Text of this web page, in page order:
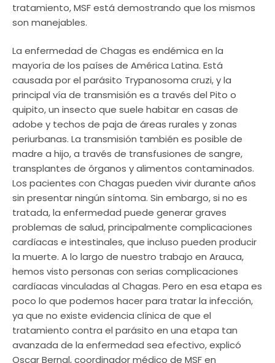
tratamiento, MSF está demostrando que los mismos
son manejables.
La enfermedad de Chagas es endémica en la
mayoría de los países de América Latina. Está
causada por el parásito Trypanosoma cruzi, y la
principal vía de transmisión es a través del Pito o
quipito, un insecto que suele habitar en casas de
adobe y techos de paja de áreas rurales y zonas
periurbanas. La transmisión también es posible de
madre a hijo, a través de transfusiones de sangre,
transplantes de órganos y alimentos contaminados.
Los pacientes con Chagas pueden vivir durante años
sin presentar ningún síntoma. Sin embargo, si no es
tratada, la enfermedad puede generar graves
problemas de salud, principalmente complicaciones
cardíacas e intestinales, que incluso pueden producir
la muerte. A lo largo de nuestro trabajo en Arauca,
hemos visto personas con serias complicaciones
cardíacas vinculadas al Chagas. Pero en esa etapa es
poco lo que podemos hacer para tratar la infección,
ya que no existe evidencia clínica de que el
tratamiento contra el parásito en una etapa tan
avanzada de la enfermedad sea efectivo, explicó
Oscar Bernal, coordinador médico de MSF en